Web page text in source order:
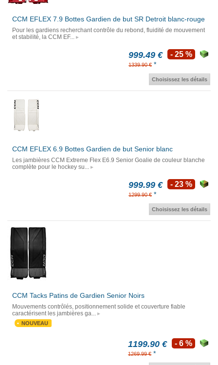
CCM EFLEX 7.9 Bottes Gardien de but SR Detroit blanc-rouge
Pour les gardiens recherchant contrôle du rebond, fluidité de mouvement
et stabilité, la CCM EF...
999.49 €
1339.90 € *
- 25 %
Choisissez les détails
CCM EFLEX 6.9 Bottes Gardien de but Senior blanc
Les jambières CCM Extreme Flex E6.9 Senior Goalie de couleur blanche
complète pour le hockey su...
999.99 €
1299.90 € *
- 23 %
Choisissez les détails
CCM Tacks Patins de Gardien Senior Noirs
Mouvements contrôlés, positionnement solide et couverture fiable
caractérisent les jambières ga...
NOUVEAU
1199.90 €
1269.99 € *
- 6 %